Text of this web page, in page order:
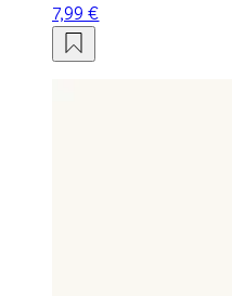
7,99 €